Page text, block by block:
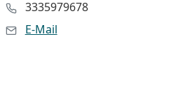
3335979678
E-Mail